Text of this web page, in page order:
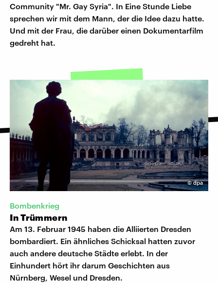
Community "Mr. Gay Syria". In Eine Stunde Liebe
sprechen wir mit dem Mann, der die Idee dazu hatte.
Und mit der Frau, die darüber einen Dokumentarfilm
gedreht hat.
©dpa
Bombenkrieg
In Trümmern
Am 13. Februar 1945 haben die Alliierten Dresden
bombardiert. Ein ähnliches Schicksal hatten zuvor
auch andere deutsche Städte erlebt. In der
Einhundert hört ihr darum Geschichten aus
Nürnberg, Wesel und Dresden.